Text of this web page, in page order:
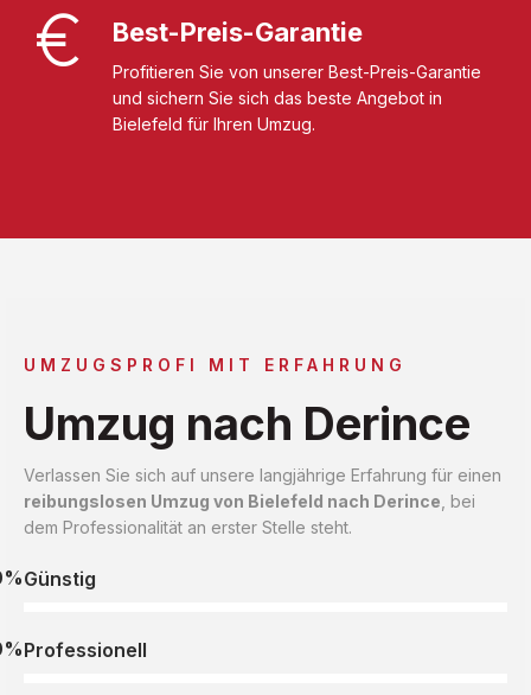
Best-Preis-Garantie
Profitieren Sie von unserer Best-Preis-Garantie
und sichern Sie sich das beste Angebot in
Bielefeld für Ihren Umzug.
UMZUGSPROFI MIT ERFAHRUNG
Umzug nach Derince
Verlassen Sie sich auf unsere langjährige Erfahrung für einen
reibungslosen Umzug von Bielefeld nach Derince , bei
dem Professionalität an erster Stelle steht.
Günstig
Professionell